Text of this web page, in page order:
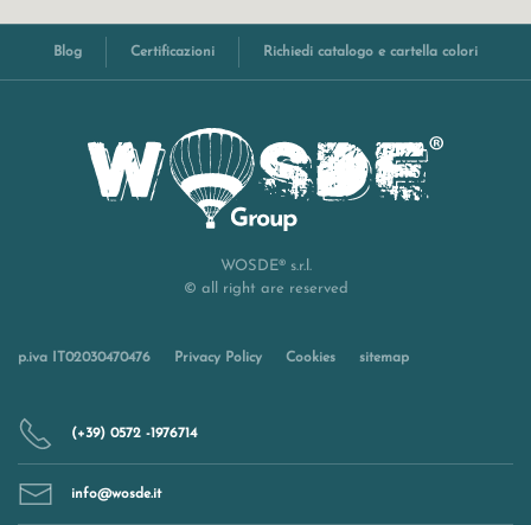
Blog Certificazioni Richiedi catalogo e cartella colori
WOSDE® s.r.l.
© all right are reserved
p.iva IT02030470476 Privacy Policy Cookies sitemap
(+39) 0572 -1976714
info@wosde.it